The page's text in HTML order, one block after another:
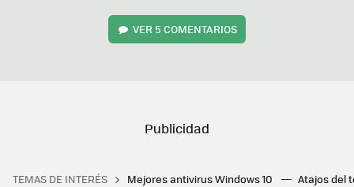
VER5 COMENTARIOS
TEMAS DE INTERÉS Mejores antivirus Windows 10 Atajos del